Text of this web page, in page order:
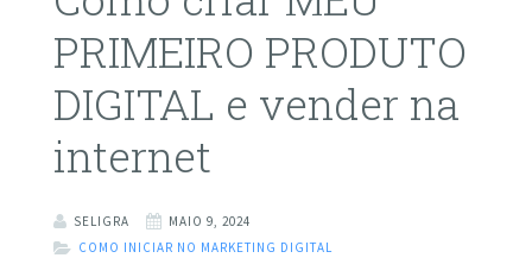
PRIMEIRO PRODUTO
DIGITAL e vender na
internet
SELIGRA
MAIO 9, 2024
COMO INICIAR NO MARKETING DIGITAL